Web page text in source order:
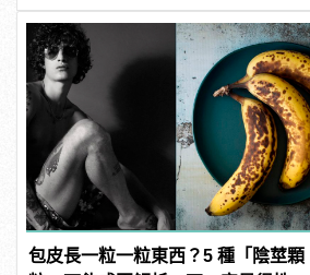
包皮長一粒一粒東西？5 種「陰莖顆